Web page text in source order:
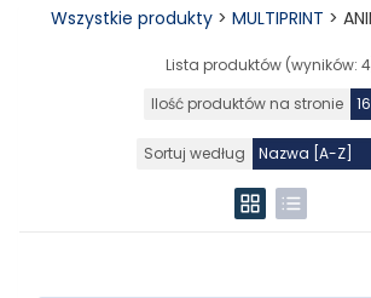
Wszystkie produkty > MULTIPRINT >
Lista produktów (wyników: 4
Ilość produktów na stronie
Sortuj według